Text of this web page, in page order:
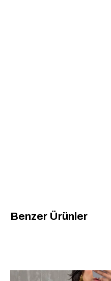
Benzer Ürünler